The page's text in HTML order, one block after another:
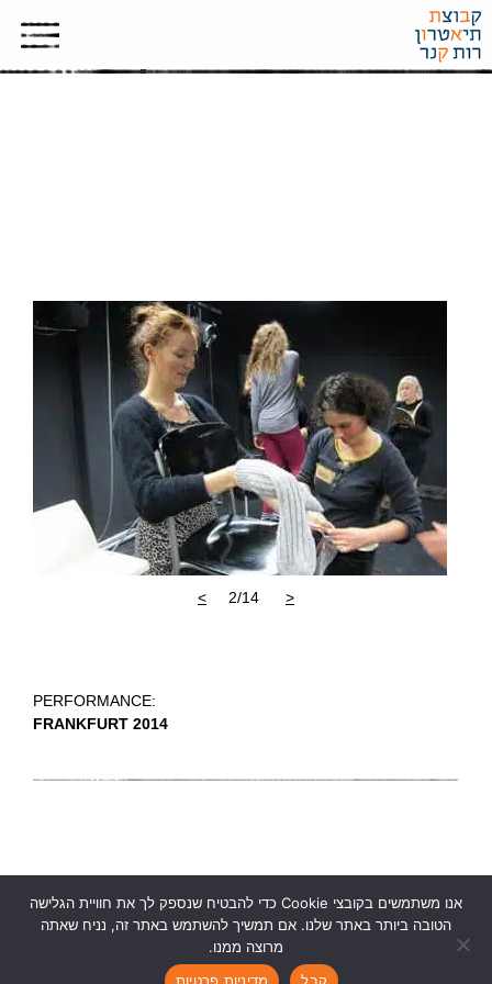
<
2/14
>
PERFORMANCE:
FRANKFURT 2014
Ruth Kanner Theatre Group|rktheatre@gmail.com
אנו משתמשים בקובצי Cookie כדי להבטיח שנספק לך את חוויית הגלישה
הטובה ביותר באתר שלנו. אם תמשיך להשתמש באתר זה, נניח שאתה
מרוצה ממנו.
קבל
מדיניות פרטיות